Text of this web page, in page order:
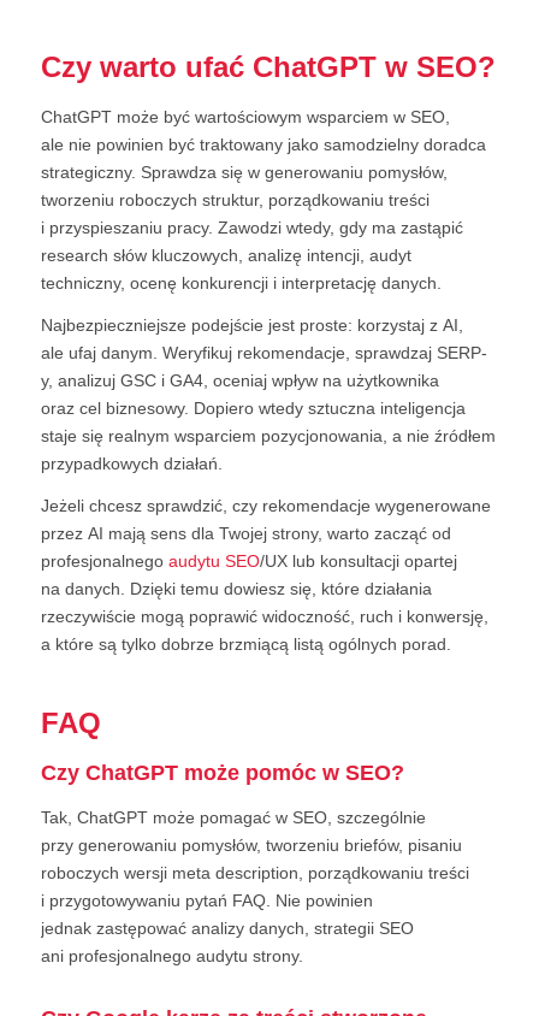
Czy warto ufać ChatGPT w SEO?
ChatGPT może być wartościowym wsparciem w SEO,
ale nie powinien być traktowany jako samodzielny doradca
strategiczny. Sprawdza się w generowaniu pomysłów,
tworzeniu roboczych struktur, porządkowaniu treści
i przyspieszaniu pracy. Zawodzi wtedy, gdy ma zastąpić
research słów kluczowych, analizę intencji, audyt
techniczny, ocenę konkurencji i interpretację danych.
Najbezpieczniejsze podejście jest proste: korzystaj z AI,
ale ufaj danym. Weryfikuj rekomendacje, sprawdzaj SERP-
y, analizuj GSC i GA4, oceniaj wpływ na użytkownika
oraz cel biznesowy. Dopiero wtedy sztuczna inteligencja
staje się realnym wsparciem pozycjonowania, a nie źródłem
przypadkowych działań.
Jeżeli chcesz sprawdzić, czy rekomendacje wygenerowane
przez AI mają sens dla Twojej strony, warto zacząć od
profesjonalnego audytu SEO/UX lub konsultacji opartej
na danych. Dzięki temu dowiesz się, które działania
rzeczywiście mogą poprawić widoczność, ruch i konwersję,
a które są tylko dobrze brzmiącą listą ogólnych porad.
FAQ
Czy ChatGPT może pomóc w SEO?
Tak, ChatGPT może pomagać w SEO, szczególnie
przy generowaniu pomysłów, tworzeniu briefów, pisaniu
roboczych wersji meta description, porządkowaniu treści
i przygotowywaniu pytań FAQ. Nie powinien
jednak zastępować analizy danych, strategii SEO
ani profesjonalnego audytu strony.